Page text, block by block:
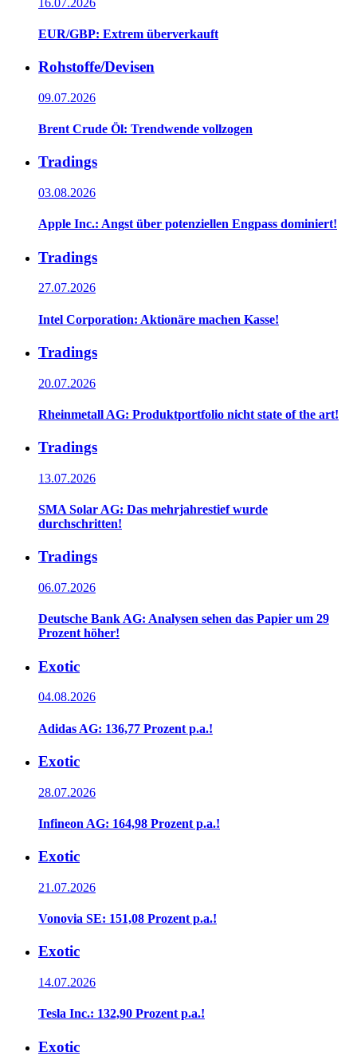
EUR/GBP: Extrem überverkauft
Rohstoffe/Devisen
09.07.2026
Brent Crude Öl: Trendwende vollzogen
Tradings
03.08.2026
Apple Inc.: Angst über potenziellen Engpass dominiert!
Tradings
27.07.2026
Intel Corporation: Aktionäre machen Kasse!
Tradings
20.07.2026
Rheinmetall AG: Produktportfolio nicht state of the art!
Tradings
13.07.2026
SMA Solar AG: Das mehrjahrestief wurde
durchschritten!
Tradings
06.07.2026
Deutsche Bank AG: Analysen sehen das Papier um 29
Prozent höher!
Exotic
04.08.2026
Adidas AG: 136,77 Prozent p.a.!
Exotic
28.07.2026
Infineon AG: 164,98 Prozent p.a.!
Exotic
21.07.2026
Vonovia SE: 151,08 Prozent p.a.!
Exotic
14.07.2026
Tesla Inc.: 132,90 Prozent p.a.!
Exotic